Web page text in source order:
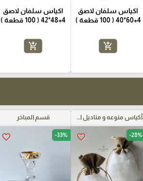
اكياس سلفان لاصق
4+60*40 ( 100 قطعة )
add_shopping_cart
اكياس سلفان لاصق
4+48*42 ( 100 قطعة )
add_shopping_cart
أكياس منوعه و مناديل اعراس
favorite_border -28%
قسم المباخر
favorite_border -33%